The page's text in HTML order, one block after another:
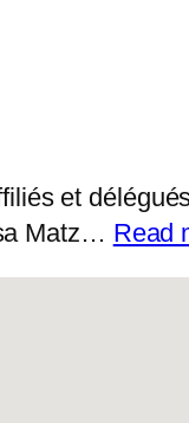
et
Matz… Read